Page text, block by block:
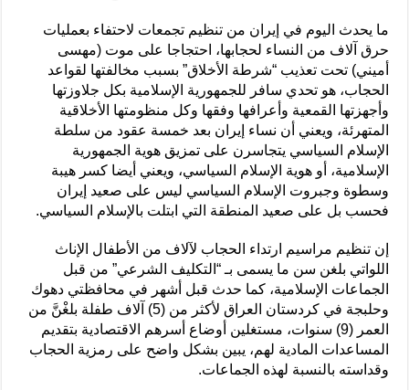
ما يحدث اليوم في إيران من تنظيم تجمعات لاحتفاء بعمليات
حرق آلاف من النساء لحجابها، احتجاجا على موت (مهسى
أميني) تحت تعذيب “شرطة الأخلاق” بسبب مخالفتها لقواعد
الحجاب، هو تحدي سافر للجمهورية الإسلامية بكل جلاوزتها
وأجهزتها القمعية وأعرافها وفقها وكل منظومتها الأخلاقية
المتهرئة، ويعني أن نساء إيران بعد خمسة عقود من سلطة
الإسلام السياسي يتجاسرن على تمزيق هوية الجمهورية
الإسلامية، أو هوية الإسلام السياسي، ويعني أيضا كسر هيبة
وسطوة وجبروت الإسلام السياسي ليس على صعيد إيران
فحسب بل على صعيد المنطقة التي ابتلت بالإسلام السياسي.
إن تنظيم مراسيم ارتداء الحجاب لآلاف من الأطفال الإناث
اللواتي بلغن سن ما يسمى بـ “التكليف الشرعي” من قبل
الجماعات الإسلامية، كما حدث قبل أشهر في محافظتي دهوك
وحلبجة في كردستان العراق لأكثر من (5) آلاف طفلة بلغْنَّ من
العمر (9) سنوات، مستغلين أوضاع أسرهم الاقتصادية بتقديم
المساعدات المادية لهم، يبين بشكل واضح على رمزية الحجاب
وقداسته بالنسبة لهذه الجماعات.